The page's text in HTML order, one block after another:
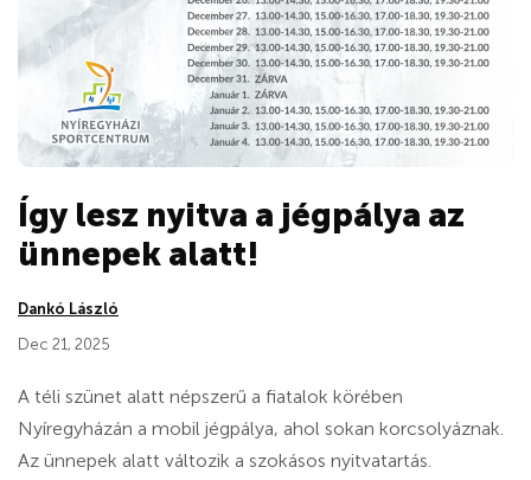
Így lesz nyitva a jégpálya az
ünnepek alatt!
Dankó László
Dec 21, 2025
A téli szünet alatt népszerű a fiatalok körében
Nyíregyházán a mobil jégpálya, ahol sokan korcsolyáznak.
Az ünnepek alatt változik a szokásos nyitvatartás.